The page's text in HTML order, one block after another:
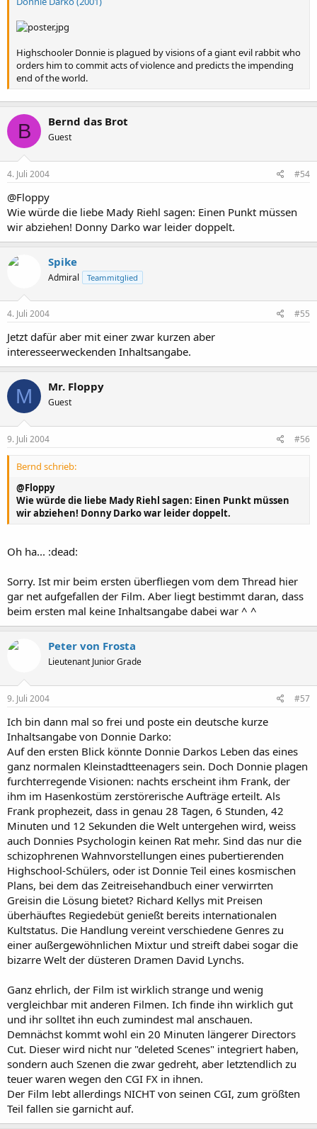
Highschooler Donnie is plagued by visions of a giant evil rabbit who
orders him to commit acts of violence and predicts the impending
end of the world.
B Bernd das Brot
Guest
4. Juli 2004 #54
@Floppy
Wie würde die liebe Mady Riehl sagen: Einen Punkt müssen
wir abziehen! Donny Darko war leider doppelt.
Spike
Admiral Teammitglied
4. Juli 2004 #55
Jetzt dafür aber mit einer zwar kurzen aber
interesseerweckenden Inhaltsangabe.
M Mr. Floppy
Guest
9. Juli 2004 #56
Bernd schrieb:
@Floppy
Wie würde die liebe Mady Riehl sagen: Einen Punkt müssen
wir abziehen! Donny Darko war leider doppelt.
Oh ha... :dead:
Sorry. Ist mir beim ersten überfliegen vom dem Thread hier
gar net aufgefallen der Film. Aber liegt bestimmt daran, dass
beim ersten mal keine Inhaltsangabe dabei war ^ ^
Peter von Frosta
Lieutenant Junior Grade
9. Juli 2004 #57
Ich bin dann mal so frei und poste ein deutsche kurze
Inhaltsangabe von Donnie Darko:
Auf den ersten Blick könnte Donnie Darkos Leben das eines
ganz normalen Kleinstadtteenagers sein. Doch Donnie plagen
furchterregende Visionen: nachts erscheint ihm Frank, der
ihm im Hasenkostüm zerstörerische Aufträge erteilt. Als
Frank prophezeit, dass in genau 28 Tagen, 6 Stunden, 42
Minuten und 12 Sekunden die Welt untergehen wird, weiss
auch Donnies Psychologin keinen Rat mehr. Sind das nur die
schizophrenen Wahnvorstellungen eines pubertierenden
Highschool-Schülers, oder ist Donnie Teil eines kosmischen
Plans, bei dem das Zeitreisehandbuch einer verwirrten
Greisin die Lösung bietet? Richard Kellys mit Preisen
überhäuftes Regiedebüt genießt bereits internationalen
Kultstatus. Die Handlung vereint verschiedene Genres zu
einer außergewöhnlichen Mixtur und streift dabei sogar die
bizarre Welt der düsteren Dramen David Lynchs.
Ganz ehrlich, der Film ist wirklich strange und wenig
vergleichbar mit anderen Filmen. Ich finde ihn wirklich gut
und ihr solltet ihn euch zumindest mal anschauen.
Demnächst kommt wohl ein 20 Minuten längerer Directors
Cut. Dieser wird nicht nur "deleted Scenes" integriert haben,
sondern auch Szenen die zwar gedreht, aber letztendlich zu
teuer waren wegen den CGI FX in ihnen.
Der Film lebt allerdings NICHT von seinen CGI, zum größten
Teil fallen sie garnicht auf.